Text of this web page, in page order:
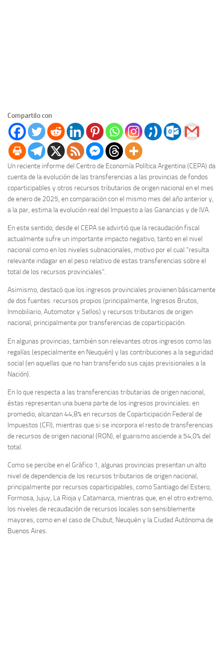
Compartilo con
Un reciente informe del Centro de Economía Política Argentina (CEPA) da
cuenta de la evolución de las transferencias a las provincias de fondos
coparticipables y otros recursos tributarios de origen nacional en el mes
de enero de 2025, en comparación con el mismo mes del año anterior y,
a la par, estima la evolución real del Impuesto a las Ganancias y de IVA.
En este sentido, desde el CEPA se advirtió que la recaudación fiscal
actualmente sufre un importante impacto negativo, tanto en el nivel
nacional como en los niveles subnacionales, motivo por el cual “resulta
relevante indagar en el peso relativo de estas transferencias sobre el
total de los recursos provinciales”.
Asimismo, destacó que los ingresos provinciales provienen básicamente
de dos fuentes: recursos propios (principalmente, Ingresos Brutos,
Inmobiliario, Automotor y Sellos) y recursos tributarios de origen
nacional, principalmente por transferencias de coparticipación.
En algunas provincias, también son relevantes otros ingresos como las
regalías (especialmente en Neuquén) y las contribuciones a la seguridad
social (en aquellas que no han transferido sus cajas previsionales a la
Nación).
En lo que respecta a las transferencias tributarias de origen nacional,
éstas representan una buena parte de los ingresos provinciales: en
promedio, alcanzan 44,8% en recursos de Coparticipación Federal de
Impuestos (CFI), mientras que si se incorpora el resto de transferencias
de recursos de origen nacional (RON), el guarismo asciende a 54,0% del
total.
Como se percibe en el Gráfico 1, algunas provincias presentan un alto
nivel de dependencia de los recursos tributarios de origen nacional,
principalmente por recursos coparticipables, como Santiago del Estero,
Formosa, Jujuy, La Rioja y Catamarca, mientras que, en el otro extremo,
los niveles de recaudación de recursos locales son sensiblemente
mayores, como en el caso de Chubut, Neuquén y la Ciudad Autónoma de
Buenos Aires.